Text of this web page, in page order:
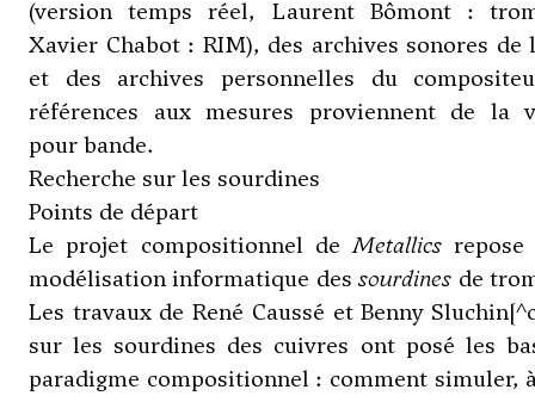
(version temps réel, Laurent Bômont :
Xavier Chabot : RIM), des archives sonores de
et des archives personnelles du
références aux mesures proviennent de la
pour bande.
Recherche sur les sourdines
Points de départ
Le projet compositionnel deMetallics
modélisation informatique dessourdines de
Les travaux de René Caussé et Benny
sur les sourdines des cuivres ont posé les
paradigme compositionnel : comment simuler,